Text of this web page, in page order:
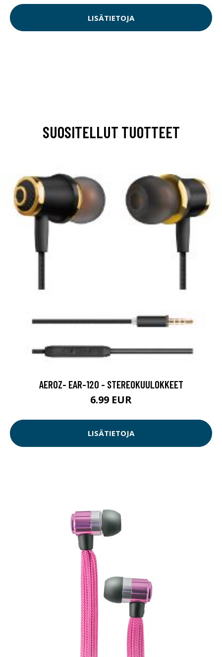
LISÄTIETOJA
SUOSITELLUT TUOTTEET
AEROZ- EAR-120 - STEREOKUULOKKEET
6.99 EUR
LISÄTIETOJA